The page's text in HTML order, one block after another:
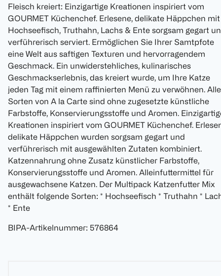
Fleisch kreiert: Einzigartige Kreationen inspiriert vom
GOURMET Küchenchef. Erlesene, delikate Häppchen mit
Hochseefisch, Truthahn, Lachs & Ente sorgsam gegart
verführerisch serviert. Ermöglichen Sie Ihrer Samtpfote
eine Welt aus saftigen Texturen und hervorragendem
Geschmack. Ein unwiderstehliches, kulinarisches
Geschmackserlebnis, das kreiert wurde, um Ihre Katze
jeden Tag mit einem raffinierten Menü zu verwöhnen. Alle
Sorten von A la Carte sind ohne zugesetzte künstliche
Farbstoffe, Konservierungsstoffe und Aromen.
Kreationen inspiriert vom GOURMET Küchenchef.
delikate Häppchen wurden sorgsam gegart und
verführerisch mit ausgewählten Zutaten kombiniert.
Katzennahrung ohne Zusatz künstlicher Farbstoffe,
Konservierungsstoffe und Aromen. Alleinfuttermittel für
ausgewachsene Katzen. Der Multipack Katzenfutter Mix
enthält folgende Sorten: * Hochseefisch * Truthahn *
* Ente
BIPA-Artikelnummer: 576864